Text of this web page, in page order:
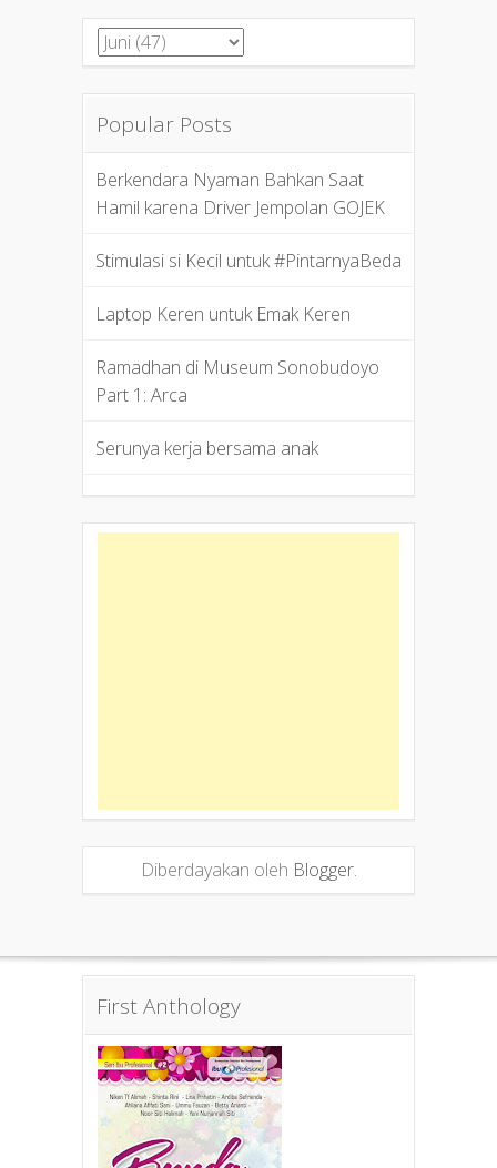
Popular Posts
Berkendara Nyaman Bahkan Saat
Hamil karena Driver Jempolan GOJEK
Stimulasi si Kecil untuk #PintarnyaBeda
Laptop Keren untuk Emak Keren
Ramadhan di Museum Sonobudoyo
Part 1: Arca
Serunya kerja bersama anak
Diberdayakan oleh Blogger.
First Anthology